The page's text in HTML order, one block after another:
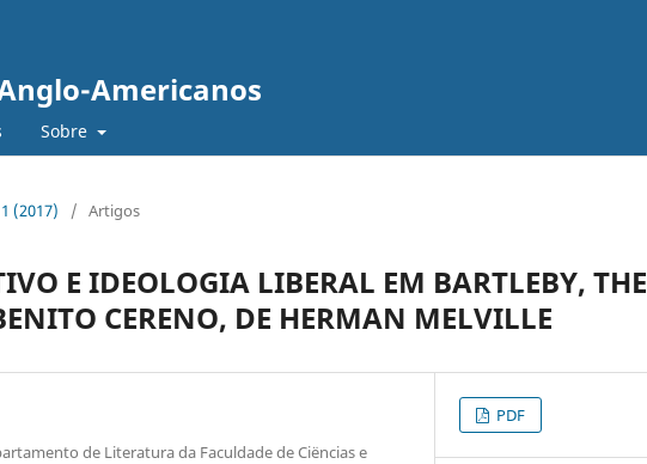
Americanos
Sobre
(2017) / Artigos
E IDEOLOGIA LIBERAL EM BARTLEBY, THE
CERENO, DE HERMAN MELVILLE
de Literatura da Faculdade de Ciëncias e
PDF